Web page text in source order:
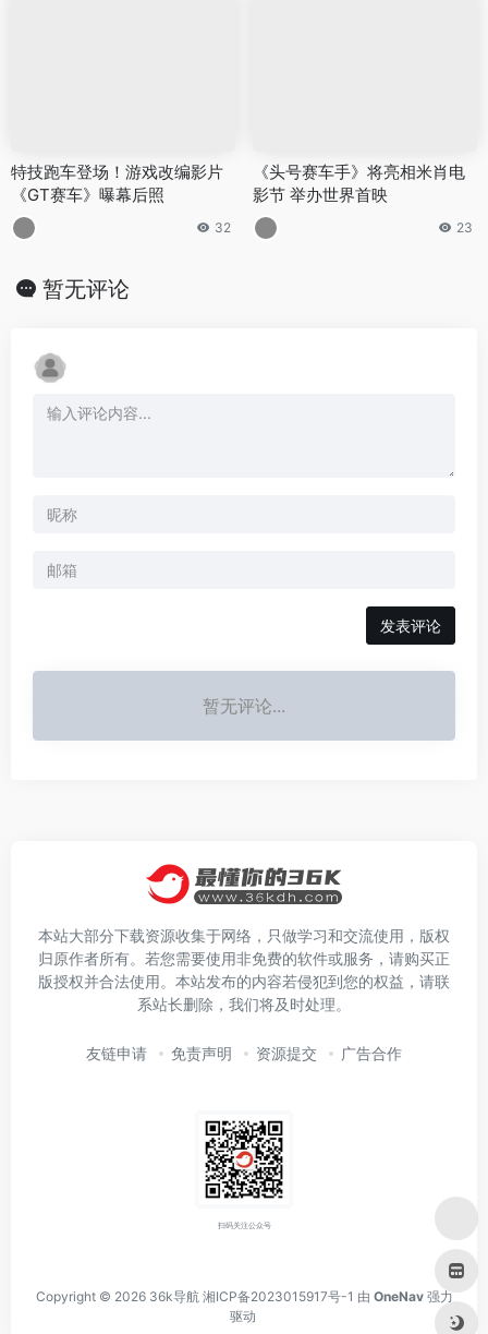
特技跑车登场！游戏改编影片
《GT赛车》曝幕后照
32
《头号赛车手》将亮相米肖电
影节 举办世界首映
23
暂无评论
发表评论
暂无评论...
本站大部分下载资源收集于网络，只做学习和交流使用，版权
归原作者所有。若您需要使用非免费的软件或服务，请购买正
版授权并合法使用。本站发布的内容若侵犯到您的权益，请联
系站长删除，我们将及时处理。
友链申请 免责声明 资源提交 广告合作
扫码关注公众号
Copyright © 2026 36k导航 湘ICP备2023015917号-1 由 OneNav 强力
驱动